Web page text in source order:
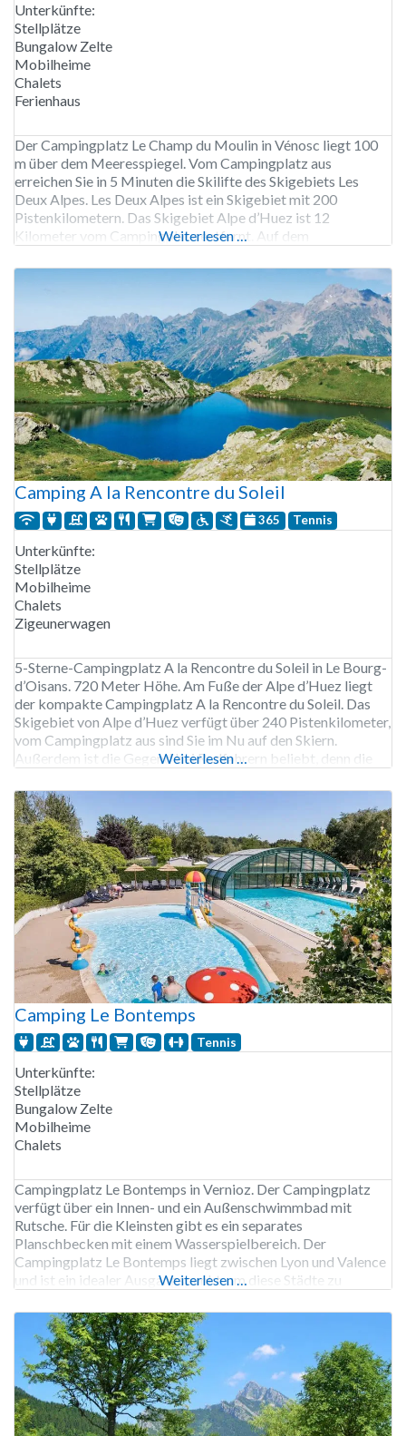
Unterkünfte:
Stellplätze
Bungalow Zelte
Mobilheime
Chalets
Ferienhaus
Der Campingplatz Le Champ du Moulin in Vénosc liegt 100
m über dem Meeresspiegel. Vom Campingplatz aus
erreichen Sie in 5 Minuten die Skilifte des Skigebiets Les
Deux Alpes. Les Deux Alpes ist ein Skigebiet mit 200
Pistenkilometern. Das Skigebiet Alpe d’Huez ist 12
Kilometer vom Campingplatz entfernt. Auf dem
Skiausrüstung sowie einen
Weiterlesen …
Camping A la Rencontre du Soleil
365 Tennis
Unterkünfte:
Stellplätze
Mobilheime
Chalets
Zigeunerwagen
5-Sterne-Campingplatz A la Rencontre du Soleil in Le Bourg-
d’Oisans. 720 Meter Höhe. Am Fuße der Alpe d’Huez liegt
der kompakte Campingplatz A la Rencontre du Soleil. Das
Skigebiet von Alpe d’Huez verfügt über 240 Pistenkilometer,
vom Campingplatz aus sind Sie im Nu auf den Skiern.
Außerdem ist die Gegend bei Radfahrern beliebt, denn die
Weiterlesen …
Camping Le Bontemps
Tennis
Unterkünfte:
Stellplätze
Bungalow Zelte
Mobilheime
Chalets
Campingplatz Le Bontemps in Vernioz. Der Campingplatz
verfügt über ein Innen- und ein Außenschwimmbad mit
Rutsche. Für die Kleinsten gibt es ein separates
Planschbecken mit einem Wasserspielbereich. Der
Campingplatz Le Bontemps liegt zwischen Lyon und Valence
und ist ein idealer Ausgangspunkt, um diese Städte zu
Autominuten von der A7 de Route de Soleil,
Weiterlesen …